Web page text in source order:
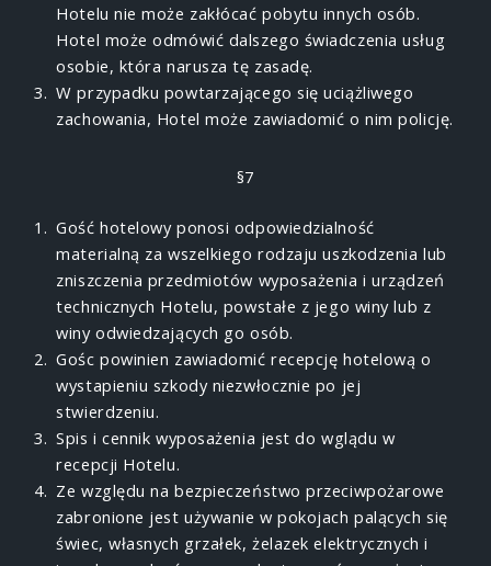
Hotelu nie może zakłócać pobytu innych osób.
Hotel może odmówić dalszego świadczenia usług
osobie, która narusza tę zasadę.
W przypadku powtarzającego się uciążliwego
zachowania, Hotel może zawiadomić o nim policję.
§7
Gość hotelowy ponosi odpowiedzialność
materialną za wszelkiego rodzaju uszkodzenia lub
zniszczenia przedmiotów wyposażenia i urządzeń
technicznych Hotelu, powstałe z jego winy lub z
winy odwiedzających go osób.
Gośc powinien zawiadomić recepcję hotelową o
wystapieniu szkody niezwłocznie po jej
stwierdzeniu.
Spis i cennik wyposażenia jest do wglądu w
recepcji Hotelu.
Ze względu na bezpieczeństwo przeciwpożarowe
zabronione jest używanie w pokojach palących się
świec, własnych grzałek, żelazek elektrycznych i